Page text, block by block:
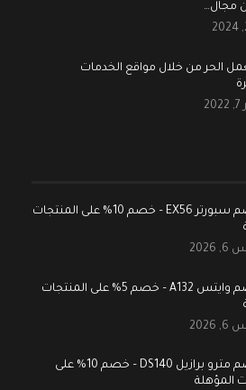
مجال…
الحر من خلال مواقع الخدمات
كود خصم سبورتر EX56 – خصم 10% على المنتجات
كود خصم وايتس A132 – خصم 5% على المنتجات
كود خصم مترو برازيل DS140 – خصم 10% على
المؤهلة